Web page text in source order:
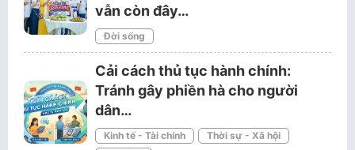
vẫn còn đây…
Đời sống
Cải cách thủ tục hành chính:
Tránh gây phiền hà cho người
dân…
Kinh tế - Tài chính
Thời sự - Xã hội